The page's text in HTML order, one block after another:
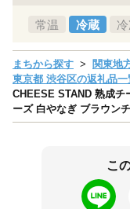
常温 冷蔵
まちから探す 関東地
東京都 渋谷区の返礼品一
CHEESE STAND 熟成チ
ーズ 白やなぎ ブラウン
こ